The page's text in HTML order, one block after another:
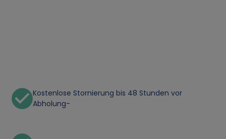
Kostenlose Stornierung bis 48 Stunden vor
Abholung-